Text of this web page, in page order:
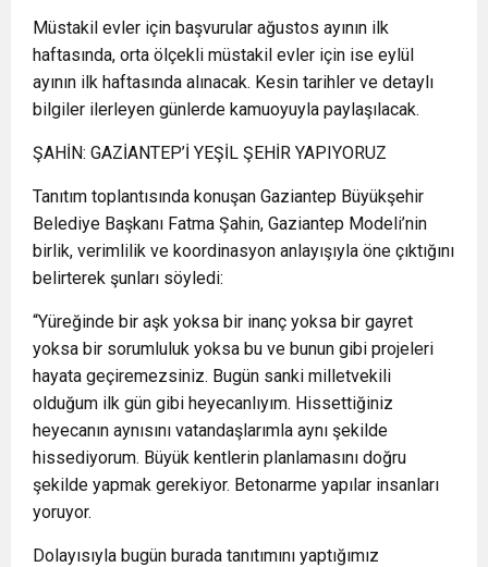
Müstakil evler için başvurular ağustos ayının ilk
haftasında, orta ölçekli müstakil evler için ise eylül
ayının ilk haftasında alınacak. Kesin tarihler ve detaylı
bilgiler ilerleyen günlerde kamuoyuyla paylaşılacak.
ŞAHİN: GAZİANTEP’İ YEŞİL ŞEHİR YAPIYORUZ
Tanıtım toplantısında konuşan Gaziantep Büyükşehir
Belediye Başkanı Fatma Şahin, Gaziantep Modeli’nin
birlik, verimlilik ve koordinasyon anlayışıyla öne çıktığını
belirterek şunları söyledi:
“Yüreğinde bir aşk yoksa bir inanç yoksa bir gayret
yoksa bir sorumluluk yoksa bu ve bunun gibi projeleri
hayata geçiremezsiniz. Bugün sanki milletvekili
olduğum ilk gün gibi heyecanlıyım. Hissettiğiniz
heyecanın aynısını vatandaşlarımla aynı şekilde
hissediyorum. Büyük kentlerin planlamasını doğru
şekilde yapmak gerekiyor. Betonarme yapılar insanları
yoruyor.
Dolayısıyla bugün burada tanıtımını yaptığımız